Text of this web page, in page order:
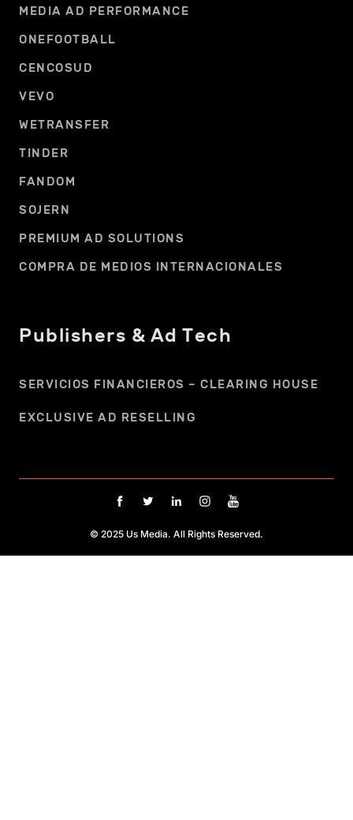
MEDIA AD PERFORMANCE
ONEFOOTBALL
CENCOSUD
VEVO
WETRANSFER
TINDER
FANDOM
SOJERN
PREMIUM AD SOLUTIONS
COMPRA DE MEDIOS INTERNACIONALES
Publishers & Ad Tech
SERVICIOS FINANCIEROS – CLEARING HOUSE
EXCLUSIVE AD RESELLING
© 2025 Us Media. All Rights Reserved.